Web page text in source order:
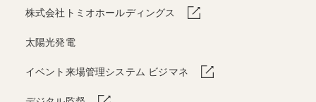
株式会社トミオホールディングス
太陽光発電
イベント来場管理システム ビジマネ